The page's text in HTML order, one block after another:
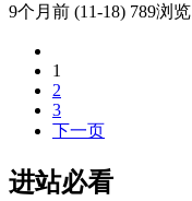
9个月前 (11-18) 789浏览
1
2
3
下一页
进站必看